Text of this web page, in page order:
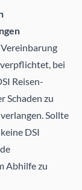
verpflichtet, bei
Reisen-
Schaden zu
Sollte
DSI
Abhilfe zu